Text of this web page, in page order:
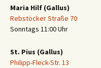
Maria Hilf (Gallus)
Rebstöcker Straße 70
Sonntags 11:00 Uhr
St. Pius (Gallus)
Philipp-Fleck-Str. 13